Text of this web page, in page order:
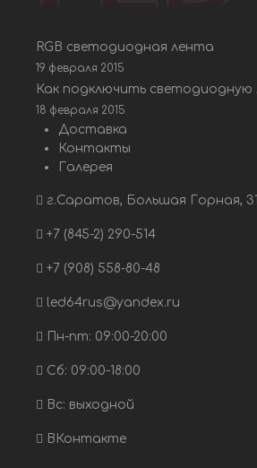
RGB светодиодная лента
19 февраля 2015
Как подключить светодиодную
18 февраля 2015
Доставка
Контакты
Галерея
г.Саратов, Большая Горная,
+7 (845-2) 290-514
+7 (908) 558-80-48
led64rus@yandex.ru
Пн-пт: 09:00-20:00
Сб: 09:00-18:00
Вс: выходной
ВКонтакте